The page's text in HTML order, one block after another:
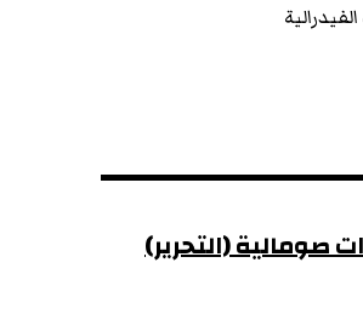
صومالية (التحرير)